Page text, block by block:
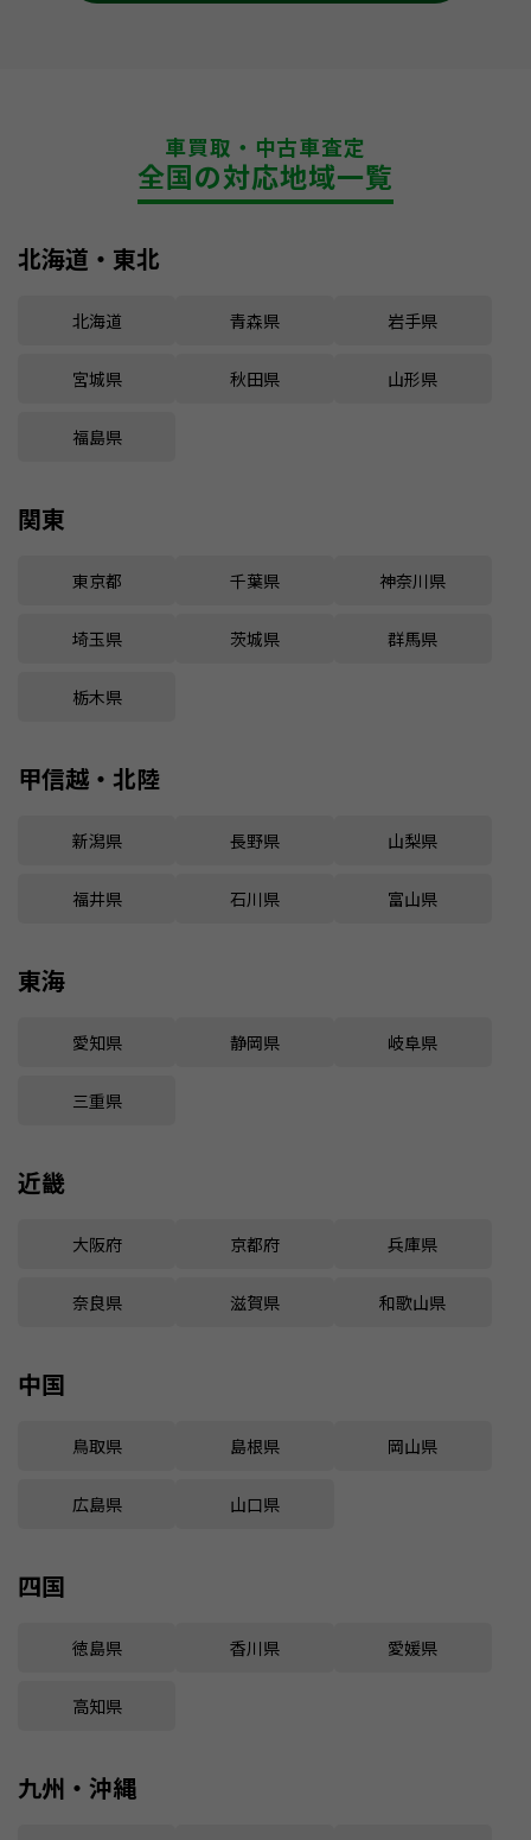
車買取・中古車査定
全国の対応地域一覧
北海道・東北
北海道 青森県 岩手県
宮城県 秋田県 山形県
福島県
関東
東京都 千葉県 神奈川県
埼玉県 茨城県 群馬県
栃木県
甲信越・北陸
新潟県 長野県 山梨県
福井県 石川県 富山県
東海
愛知県 静岡県 岐阜県
三重県
近畿
大阪府 京都府 兵庫県
奈良県 滋賀県 和歌山県
中国
鳥取県 島根県 岡山県
広島県 山口県
四国
徳島県 香川県 愛媛県
高知県
九州・沖縄